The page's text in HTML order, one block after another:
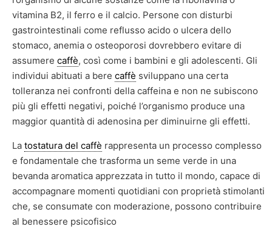
vitamina B2, il ferro e il calcio. Persone con disturbi
gastrointestinali come reflusso acido o ulcera dello
stomaco, anemia o osteoporosi dovrebbero evitare di
assumere caffè, così come i bambini e gli adolescenti. Gli
individui abituati a bere caffè sviluppano una certa
tolleranza nei confronti della caffeina e non ne subiscono
più gli effetti negativi, poiché l’organismo produce una
maggior quantità di adenosina per diminuirne gli effetti.
La tostatura del caffè rappresenta un processo complesso
e fondamentale che trasforma un seme verde in una
bevanda aromatica apprezzata in tutto il mondo, capace di
accompagnare momenti quotidiani con proprietà stimolanti
che, se consumate con moderazione, possono contribuire
al benessere psicofisico